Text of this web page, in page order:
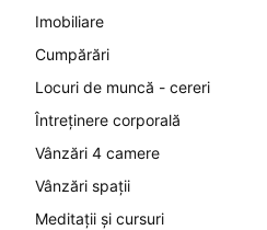
Imobiliare
Cumpărări
Locuri de muncă - cereri
Întreținere corporală
Vânzări 4 camere
Vânzări spații
Meditații și cursuri